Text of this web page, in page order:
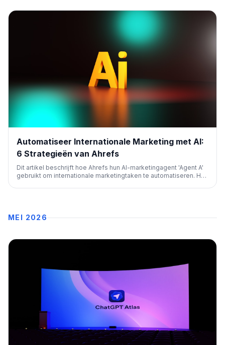
kunt richten op strategie.
Automatiseer Internationale Marketing met AI:
6 Strategieën van Ahrefs
Dit artikel beschrijft hoe Ahrefs hun AI-marketingagent 'Agent A'
gebruikt om internationale marketingtaken te automatiseren. Het
MEI 2026